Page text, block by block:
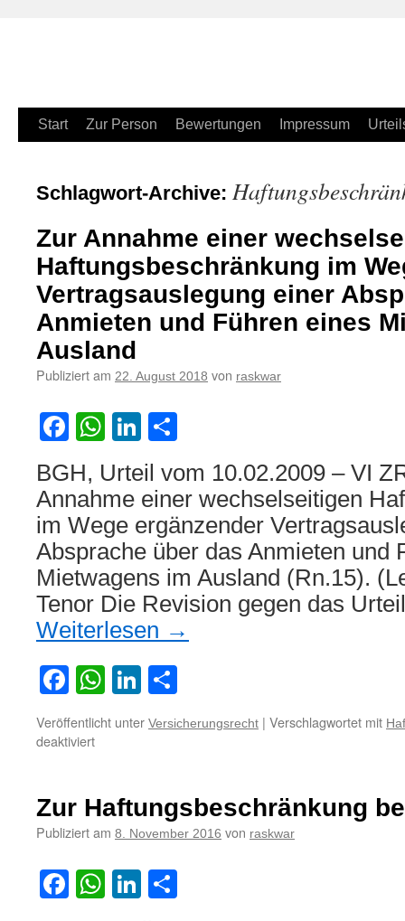
Zum
springen
Start Zur Person Bewertungen Impressum
Schlagwort-Archive:
Zur Annahme einer
Haftungsbeschränkung im
Vertragsauslegung einer
Anmieten und Führen eines
Ausland
Publiziert am 22. August 2018 von raskwar
Facebook
WhatsApp
LinkedIn
BGH, Urteil vom 10.02.2009 – VI
Annahme einer wechselseitigen
im Wege ergänzender
Absprache über das Anmieten und
Mietwagens im Ausland (Rn.15).
Tenor Die Revision gegen das
Weiterlesen →
Facebook
WhatsApp
LinkedIn
Veröffentlicht unter Versicherungsrecht | Verschlagwortet mit
deaktiviertfür
einer
wechselseitigen
Haftungsbeschränkung
Wege
ergänzender
Vertragsauslegung
Zur Haftungsbeschränkung
Publiziert am 8. November 2016 von raskwar
Facebook
WhatsApp
LinkedIn